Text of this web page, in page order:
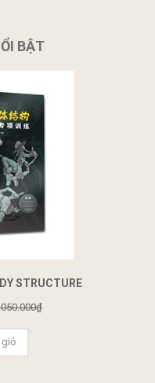
BẬT
STRUCTURE
giỏ